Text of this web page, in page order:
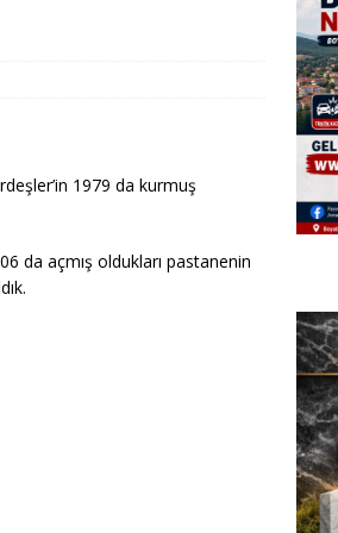
1979 da kurmuş
da açmış oldukları pastanenin